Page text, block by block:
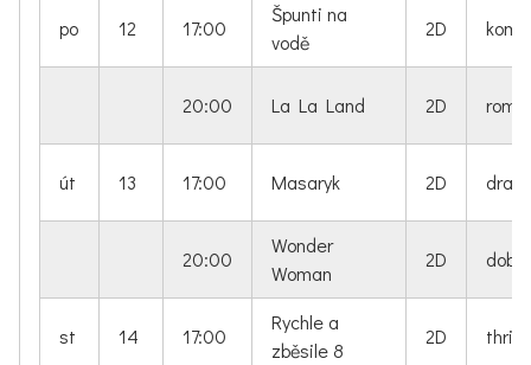
po 12 17:00
Špunti na
vodě
2D
20:00 La La Land 2D
út 13 17:00 Masaryk 2D
20:00
Wonder
Woman
2D
st 14 17:00
Rychle a
zběsile 8
2D